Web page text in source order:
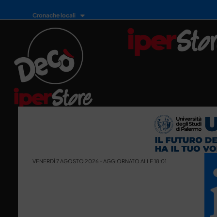
Cronache locali
VENERDÌ 7 AGOSTO 2026 - AGGIORNATO ALLE 18:01